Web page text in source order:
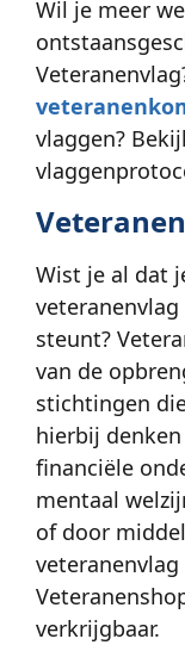
Wil je meer
vlaggen?
Wist je al dat
steunt?
van de
stichtingen
hierbij
financiële
mentaal
of door
verkrijgbaar.